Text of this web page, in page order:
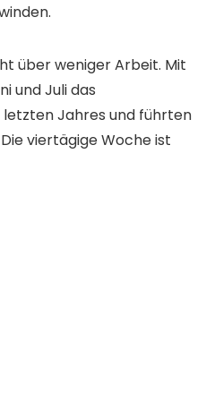
über weniger Arbeit. Mit
und Juli das
Jahres und führten
viertägige Woche ist